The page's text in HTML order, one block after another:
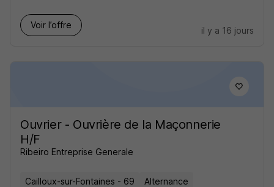
Voir l’offre
il y a 16 jours
Ouvrier - Ouvrière de la Maçonnerie
H/F
Ribeiro Entreprise Generale
Cailloux-sur-Fontaines - 69
Alternance